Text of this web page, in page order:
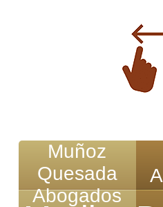
Muñoz
Quesada
Abogados